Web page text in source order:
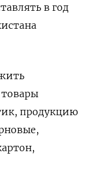
в год
продукцию